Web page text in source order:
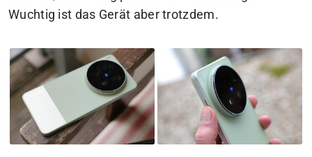
Wuchtig ist das Gerät aber trotzdem.